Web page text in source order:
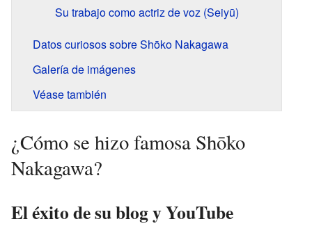
Su trabajo como actriz de voz (Seiyū)
Datos curiosos sobre Shōko Nakagawa
Galería de imágenes
Véase también
¿Cómo se hizo famosa Shōko
Nakagawa?
El éxito de su blog y YouTube